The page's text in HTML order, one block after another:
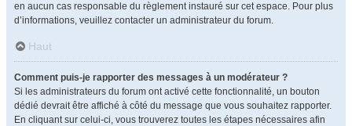
en aucun cas responsable du règlement instauré sur cet espace. Pour plus
d’informations, veuillez contacter un administrateur du forum.
Haut
Comment puis-je rapporter des messages à un modérateur ?
Si les administrateurs du forum ont activé cette fonctionnalité, un bouton
dédié devrait être affiché à côté du message que vous souhaitez rapporter.
En cliquant sur celui-ci, vous trouverez toutes les étapes nécessaires afin